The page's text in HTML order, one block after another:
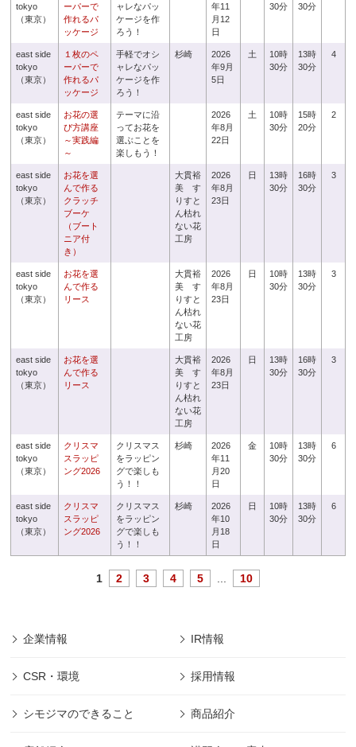
tokyo
（東京）
ーパーで
作れるパ
ッケージ
ャレなパッ
ケージを作
ろう！
年11
月12
日
30分
30分
east side
tokyo
（東京）
１枚のペ
ーパーで
作れるパ
ッケージ
手軽でオシ
ャレなパッ
ケージを作
ろう！
杉崎
2026
年9月
5日
土
10時
30分
13時
30分
4
east side
tokyo
（東京）
お花の選
び方講座
～実践編
～
テーマに沿
ってお花を
選ぶことを
楽しもう！
2026
年8月
22日
土
10時
30分
15時
20分
2
east side
tokyo
（東京）
お花を選
んで作る
クラッチ
ブーケ
（ブート
ニア付
き）
大貫裕
美 す
りすと
ん枯れ
ない花
工房
2026
年8月
23日
日
13時
30分
16時
30分
3
east side
tokyo
（東京）
お花を選
んで作る
リース
大貫裕
美 す
りすと
ん枯れ
ない花
工房
2026
年8月
23日
日
10時
30分
13時
30分
3
east side
tokyo
（東京）
お花を選
んで作る
リース
大貫裕
美 す
りすと
ん枯れ
ない花
工房
2026
年8月
23日
日
13時
30分
16時
30分
3
east side
tokyo
（東京）
クリスマ
スラッピ
ング2026
クリスマス
をラッピン
グで楽しも
う！！
杉崎
2026
年11
月20
日
金
10時
30分
13時
30分
6
east side
tokyo
（東京）
クリスマ
スラッピ
ング2026
クリスマス
をラッピン
グで楽しも
う！！
杉崎
2026
年10
月18
日
日
10時
30分
13時
30分
6
1 2 3 4 5 10
企業情報 IR情報
CSR・環境 採用情報
シモジマのできること 商品紹介